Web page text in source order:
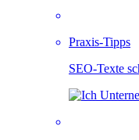
Praxis-Tipps
SEO-Texte